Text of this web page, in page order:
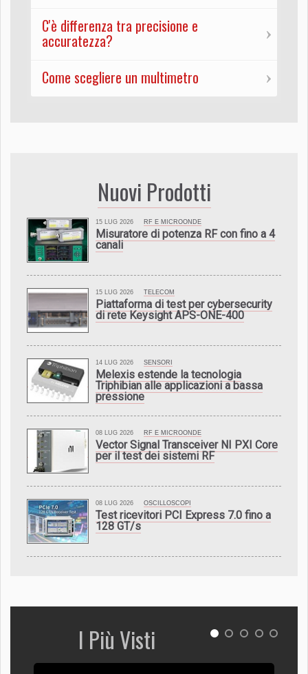
C'è differenza tra precisione e
accuratezza?
Come scegliere un multimetro
Nuovi Prodotti
15 LUG 2026 RF E MICROONDE
Misuratore di potenza RF con fino a 4
canali
15 LUG 2026 TELECOM
Piattaforma di test per cybersecurity
di rete Keysight APS-ONE-400
14 LUG 2026 SENSORI
Melexis estende la tecnologia
Triphibian alle applicazioni a bassa
pressione
08 LUG 2026 RF E MICROONDE
Vector Signal Transceiver NI PXI Core
per il test dei sistemi RF
08 LUG 2026 OSCILLOSCOPI
Test ricevitori PCI Express 7.0 fino a
128 GT/s
I Più Visti